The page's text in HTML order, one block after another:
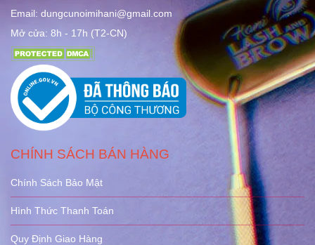
Email: dungcunoimihani@gmail.com
Mở cửa: 8h - 17h (T2-CN)
CHÍNH SÁCH BÁN HÀNG
Chính Sách Bảo Mật
Hình Thức Thanh Toán
Quy Định Giao Hàng